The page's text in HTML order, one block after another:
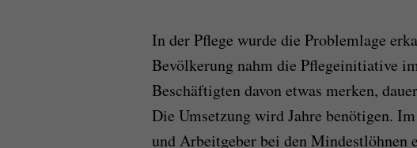
In der Pflege wurde die Problemlage
Bevölkerung nahm die Pflegeinitiative
Beschäftigten davon etwas merken,
Die Umsetzung wird Jahre benötigen.
und Arbeitgeber bei den Mindestlöhnen